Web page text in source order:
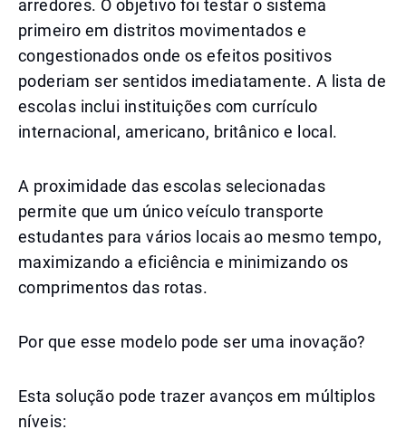
arredores. O objetivo foi testar o sistema
primeiro em distritos movimentados e
congestionados onde os efeitos positivos
poderiam ser sentidos imediatamente. A lista de
escolas inclui instituições com currículo
internacional, americano, britânico e local.
A proximidade das escolas selecionadas
permite que um único veículo transporte
estudantes para vários locais ao mesmo tempo,
maximizando a eficiência e minimizando os
comprimentos das rotas.
Por que esse modelo pode ser uma inovação?
Esta solução pode trazer avanços em múltiplos
níveis: